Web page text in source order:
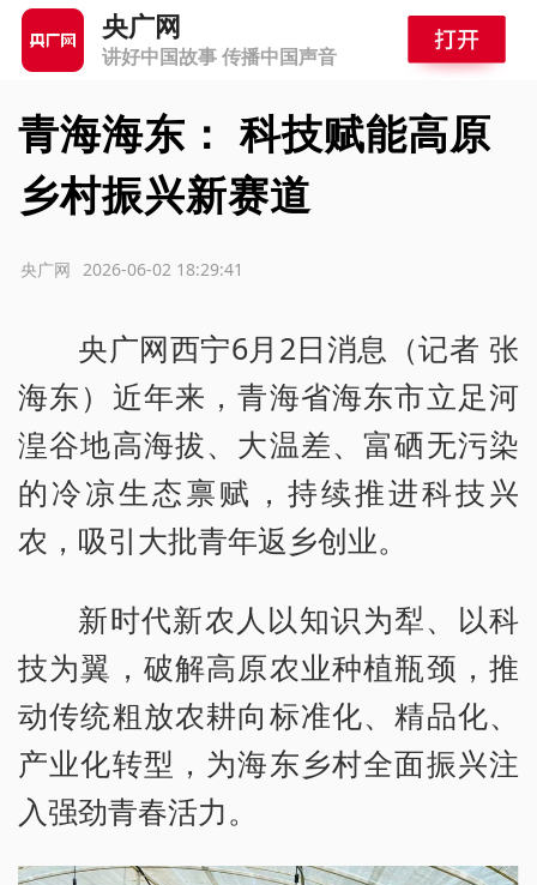
央广网
讲好中国故事 传播中国声音
青海海东： 科技赋能高原
乡村振兴新赛道
2026-06-02 18:29:41
央广网
央广网西宁6月2日消息（记者 张
海东）近年来，青海省海东市立足河
湟谷地高海拔、大温差、富硒无污染
的冷凉生态禀赋，持续推进科技兴
农，吸引大批青年返乡创业。
新时代新农人以知识为犁、以科
技为翼，破解高原农业种植瓶颈，推
动传统粗放农耕向标准化、精品化、
产业化转型，为海东乡村全面振兴注
入强劲青春活力。